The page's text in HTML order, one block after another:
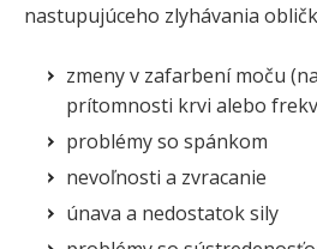
nastupujúceho zlyhávania
zmeny v zafarbení moču
prítomnosti krvi alebo
problémy so spánkom
nevoľnosti a zvracanie
únava a nedostatok sily